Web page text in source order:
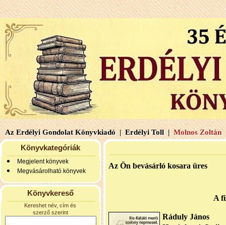
Az Erdélyi Gondolat Könyvkiadó | Erdélyi Toll | Molnos Zoltán
Könyvkategóriák
Megjelent könyvek
Megvásárolható könyvek
Könyvkereső
Kereshet név, cím és
szerző szerint
Az Ön bevásárló kosara üres
A
Ráduly János